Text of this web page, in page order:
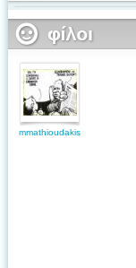
mmathioudakis